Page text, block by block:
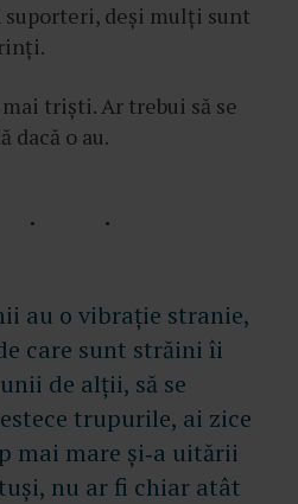
deși mulți sunt
mai triști. Ar trebui să se
dacă o au.
au o vibrație stranie,
care sunt străini îi
de alții, să se
trupurile, ai zice
mai mare și‑a uitării
nu ar fi chiar atât